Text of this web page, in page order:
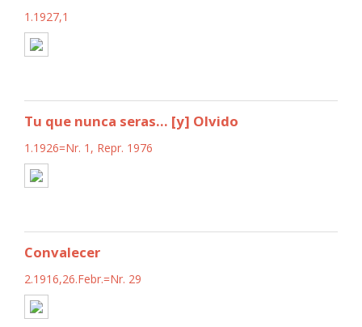
1.1927,1
Tu que nunca seras... [y] Olvido
1.1926=Nr. 1, Repr. 1976
Convalecer
2.1916,26.Febr.=Nr. 29